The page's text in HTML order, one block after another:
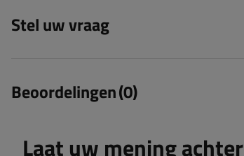
Stel uw vraag
Beoordelingen(0)
Laat uw mening achter